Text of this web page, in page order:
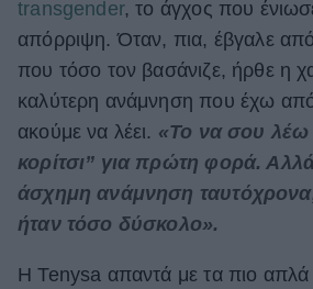
transgender, το άγχος που
απόρριψη. Όταν, πια, έβγαλε
που τόσο τον βασάνιζε, ήρθε η
καλύτερη ανάμνηση που έχω
ακούμε να λέει. «Το να σου λέω
κορίτσι” για πρώτη φορά. Αλλά
άσχημη ανάμνηση
ήταν τόσο δύσκολο».
Η Tenysa απαντά με τα πιο απλά